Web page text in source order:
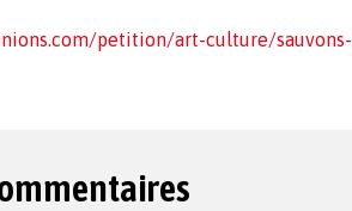
petition/art-culture/